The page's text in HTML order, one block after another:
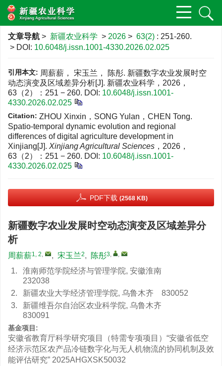
文章导航 > 新疆农业科学 > 2026 > 63(2) : 251-260.
> DOI: 10.6048/j.issn.1001-4330.2026.02.025
引用本文: 周薪薪， 宋玉兰， 陈彤. 新疆数字农业发展时空
动态演变及区域差异分析[J]. 新疆农业科学，2026，
63（2）：251 − 260. DOI: 10.6048/j.issn.1001-
4330.2026.02.025
Citation: ZHOU Xinxin，SONG Yulan，CHEN Tong.
Spatio-temporal dynamic evolution and regional
differences of digital agriculture development in
Xinjiang[J]. Xinjiang Agricultural Sciences ，2026，
63（2）：251 − 260. DOI: 10.6048/j.issn.1001-
4330.2026.02.025
PDF下载 (2568 KB)
新疆数字农业发展时空动态演变及区域差异分
析
周薪薪1, 2, , 宋玉兰2, 陈彤3, ,
1.
淮南师范学院经济与管理学院, 安徽淮南
232038
2.
新疆农业大学经济管理学院, 乌鲁木齐 830052
3.
新疆维吾尔自治区农业科学院, 乌鲁木齐
830091
基金项目:
安徽省教育厅科学研究项目（特需专项项目）“安徽省低空
经济示范区农产品冷链数字化与无人机物流的协同机制及效
能评估研究” 2025AHGXSK50032